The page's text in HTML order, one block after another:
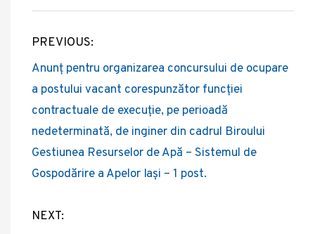
Navigare
în
articole
PREVIOUS:
Anunț pentru organizarea concursului de ocupare
a postului vacant corespunzător funcției
contractuale de execuție, pe perioadă
nedeterminată, de inginer din cadrul Biroului
Gestiunea Resurselor de Apă – Sistemul de
Gospodărire a Apelor Iași – 1 post.
NEXT: